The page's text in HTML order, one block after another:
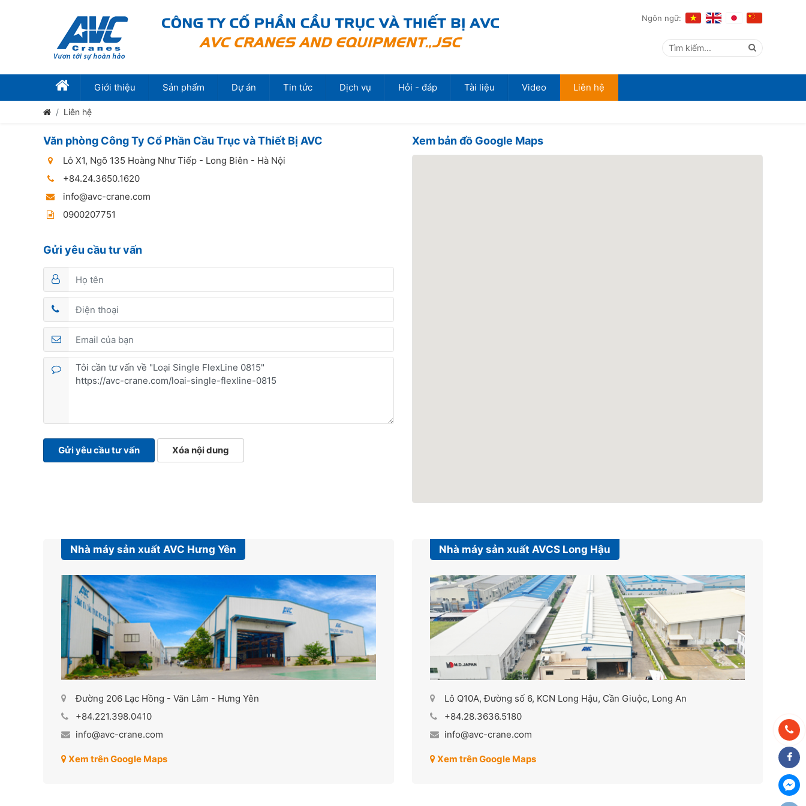
Tìm kiếm...
Ngôn ngữ:
Giới thiệu Sản phẩm Dự án Tin tức Dịch vụ Hỏi - đáp Tài liệu Video Liên hệ
Liên hệ
Văn phòng Công Ty Cổ Phần Cầu Trục và Thiết Bị AVC
Lô X1, Ngõ 135 Hoàng Như Tiếp - Long Biên - Hà Nội
+84.24.3650.1620
info@avc-crane.com
0900207751
Gửi yêu cầu tư vấn
Gửi yêu cầu tư vấn Xóa nội dung
Xem bản đồ Google Maps
Nhà máy sản xuất AVC Hưng Yên
Đường 206 Lạc Hồng - Văn Lâm - Hưng Yên
+84.221.398.0410
info@avc-crane.com
Xem trên Google Maps
Nhà máy sản xuất AVCS Long Hậu
Lô Q10A, Đường số 6, KCN Long Hậu, Cần Giuộc, Long An
+84.28.3636.5180
info@avc-crane.com
Xem trên Google Maps